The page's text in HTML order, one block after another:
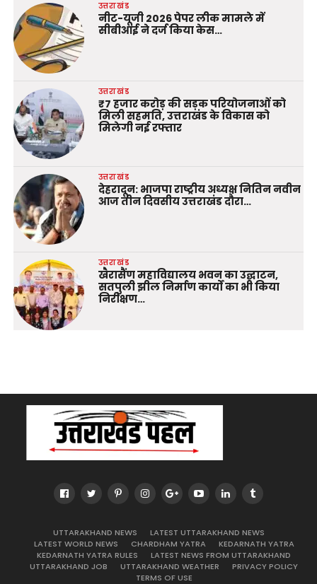
उत्तराखंड
नीट-यूजी 2026 पेपर लीक मामले में
सीबीआई ने दर्ज किया केस…
उत्तराखंड
₹7 हजार करोड़ की सड़क परियोजनाओं को
मिली सहमति, उत्तराखंड के विकास को
मिलेगी नई रफ्तार
उत्तराखंड
देहरादून: भाजपा राष्ट्रीय अध्यक्ष नितिन नवीन
आज तीन दिवसीय उत्तराखंड दौरा…
उत्तराखंड
खैरासैंण महाविद्यालय भवन का उद्घाटन,
सतपुली झील निर्माण कार्यों का भी किया
निरीक्षण…
UTTARAKHAND NEWS
LATEST UTTARAKHAND NEWS
LATEST WORLD NEWS
CHARDHAM YATRA
KEDARNATH YATRA
KEDARNATH YATRA RULES
LATEST NEWS FROM UTTARAKHAND
UTTARAKHAND JOB
UTTARAKHAND WEATHER
PRIVACY POLICY
TERMS OF USE